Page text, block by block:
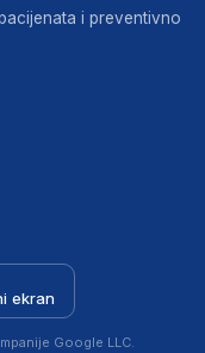
i preventivno
ekran
Google LLC.